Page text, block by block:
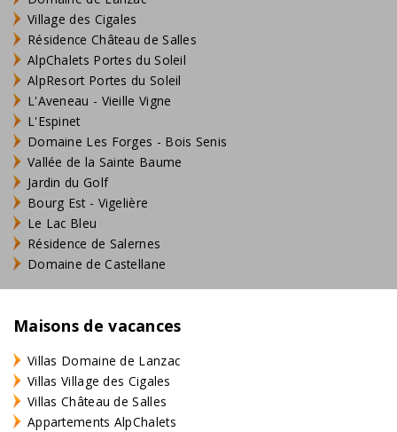
Village des Cigales
Résidence Château de Salles
AlpChalets Portes du Soleil
AlpResort Portes du Soleil
L'Aveneau - Vieille Vigne
L'Espinet
Domaine Les Forges - Bois Senis
Vallée de la Sainte Baume
Jardin du Golf
Bourg Est - Vigelière
Le Lac Bleu
Résidence de Salernes
Domaine de Castellane
Maisons de vacances
Villas Domaine de Lanzac
Villas Village des Cigales
Villas Château de Salles
Appartements AlpChalets